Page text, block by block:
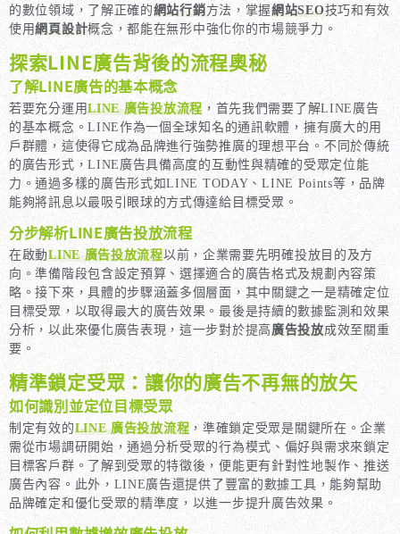
的數位領域，了解正確的網站行銷方法，掌握網站SEO技巧和有效
使用網頁設計概念，都能在無形中強化你的市場競爭力。
探索LINE廣告背後的流程奧秘
了解LINE廣告的基本概念
若要充分運用LINE 廣告投放流程，首先我們需要了解LINE廣告
的基本概念。LINE作為一個全球知名的通訊軟體，擁有廣大的用
戶群體，這使得它成為品牌進行強勢推廣的理想平台。不同於傳統
的廣告形式，LINE廣告具備高度的互動性與精確的受眾定位能
力。通過多樣的廣告形式如LINE TODAY、LINE Points等，品牌
能夠將訊息以最吸引眼球的方式傳達給目標受眾。
分步解析LINE廣告投放流程
在啟動LINE 廣告投放流程以前，企業需要先明確投放目的及方
向。準備階段包含設定預算、選擇適合的廣告格式及規劃內容策
略。接下來，具體的步驟涵蓋多個層面，其中關鍵之一是精確定位
目標受眾，以取得最大的廣告效果。最後是持續的數據監測和效果
分析，以此來優化廣告表現，這一步對於提高廣告投放成效至關重
要。
精準鎖定受眾：讓你的廣告不再無的放矢
如何識別並定位目標受眾
制定有效的LINE 廣告投放流程 ，準確鎖定受眾是關鍵所在。企業
需從市場調研開始，通過分析受眾的行為模式、偏好與需求來鎖定
目標客戶群。了解到受眾的特徵後，便能更有針對性地製作、推送
廣告內容。此外，LINE廣告還提供了豐富的數據工具，能夠幫助
品牌確定和優化受眾的精準度，以進一步提升廣告效果。